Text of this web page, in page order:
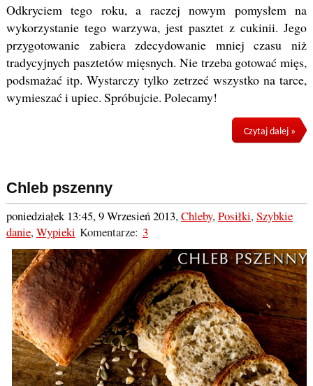
Odkryciem tego roku, a raczej nowym pomysłem na
wykorzystanie tego warzywa, jest pasztet z cukinii. Jego
przygotowanie zabiera zdecydowanie mniej czasu niż
tradycyjnych pasztetów mięsnych. Nie trzeba gotować mięs,
podsmażać itp. Wystarczy tylko zetrzeć wszystko na tarce,
wymieszać i upiec. Spróbujcie. Polecamy!
Czytaj dalej »
Chleb pszenny
poniedziałek 13:45, 9 Wrzesień 2013,Chleby,Posiłki,Szybkie
danie,Wypieki Komentarze: 3